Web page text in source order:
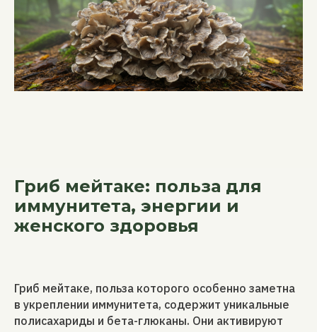
Гриб мейтаке: польза для
иммунитета, энергии и
женского здоровья
Гриб мейтаке, польза которого особенно заметна
в укреплении иммунитета, содержит уникальные
полисахариды и бета-глюканы. Они активируют